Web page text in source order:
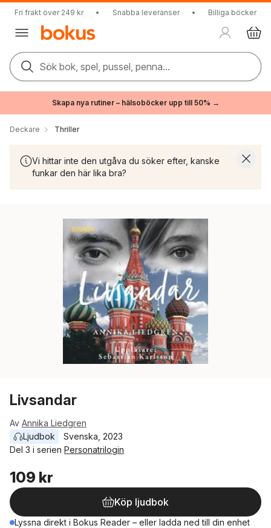
Fri frakt över 249 kr • Snabba leveranser • Billiga böcker
Sök bok, spel, pussel, penna...
Skapa nya rutiner – hälsoböcker upp till 50% →
Deckare Thriller
Vi hittar inte den utgåva du söker efter, kanske
funkar den här lika bra?
Livsandar
Av Annika Liedgren
Ljudbok
Svenska 2023
Del 3 i serien Personatrilogin
109 kr
Köp ljudbok
Lyssna direkt i Bokus Reader – eller ladda ned till din enhet